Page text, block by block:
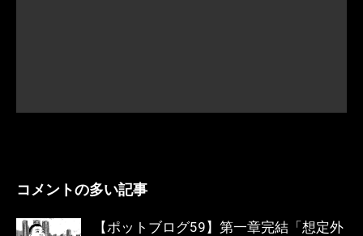
コメントの多い記事
【ポットブログ59】第一章完結「想定外